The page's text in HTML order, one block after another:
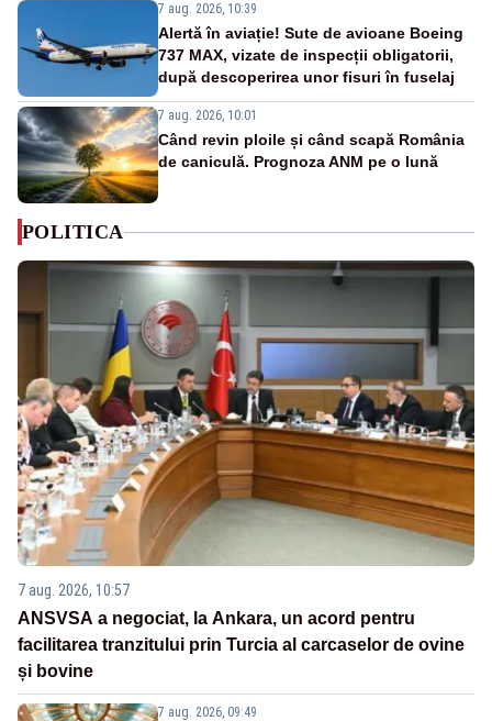
7 aug. 2026, 10:39
Alertă în aviație! Sute de avioane Boeing
737 MAX, vizate de inspecții obligatorii,
după descoperirea unor fisuri în fuselaj
7 aug. 2026, 10:01
Când revin ploile și când scapă România
de caniculă. Prognoza ANM pe o lună
POLITICA
7 aug. 2026, 10:57
ANSVSA a negociat, la Ankara, un acord pentru
facilitarea tranzitului prin Turcia al carcaselor de ovine
și bovine
7 aug. 2026, 09:49